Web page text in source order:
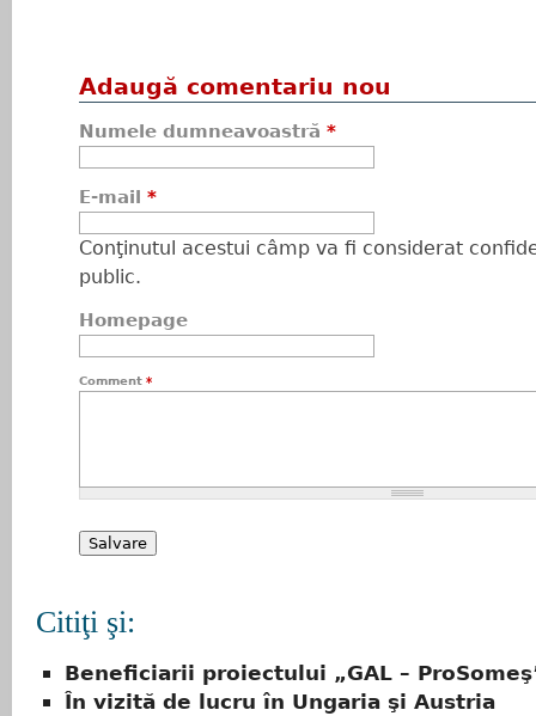
Adaugă comentariu nou
Numele dumneavoastră *
E-mail *
Conţinutul acestui câmp va fi considerat
public.
Homepage
Comment *
Citiţi şi:
Beneficiarii proiectului „GAL –
În vizită de lucru în Ungaria şi Austria